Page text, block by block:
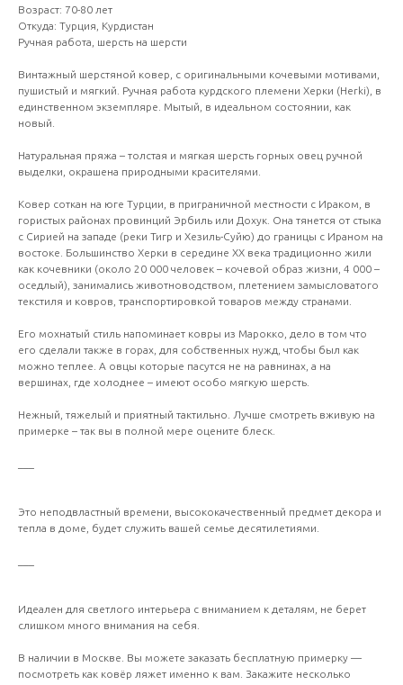
Возраст: 70-80 лет
Откуда: Турция, Курдистан
Ручная работа, шерсть на шерсти
Винтажный шерстяной ковер, с оригинальными кочевыми мотивами,
пушистый и мягкий. Ручная работа курдского племени Херки (Herki), в
единственном экземпляре. Мытый, в идеальном состоянии, как
новый.
Натуральная пряжа – толстая и мягкая шерсть горных овец ручной
выделки, окрашена природными красителями.
Ковер соткан на юге Турции, в приграничной местности с Ираком, в
гористых районах провинций Эрбиль или Дохук. Она тянется от стыка
с Сирией на западе (реки Тигр и Хезиль-Суйю) до границы с Ираном на
востоке. Большинство Херки в середине ХХ века традиционно жили
как кочевники (около 20 000 человек – кочевой образ жизни, 4 000 –
оседлый), занимались животноводством, плетением замысловатого
текстиля и ковров, транспортировкой товаров между странами.
Его мохнатый стиль напоминает ковры из Марокко, дело в том что
его сделали также в горах, для собственных нужд, чтобы был как
можно теплее. А овцы которые пасутся не на равнинах, а на
вершинах, где холоднее – имеют особо мягкую шерсть.
Нежный, тяжелый и приятный тактильно. Лучше смотреть вживую на
примерке – так вы в полной мере оцените блеск.
Это неподвластный времени, высококачественный предмет декора и
тепла в доме, будет служить вашей семье десятилетиями.
Идеален для светлого интерьера с вниманием к деталям, не берет
слишком много внимания на себя.
В наличии в Москве. Вы можете заказать бесплатную примерку —
посмотреть как ковёр ляжет именно к вам. Закажите несколько